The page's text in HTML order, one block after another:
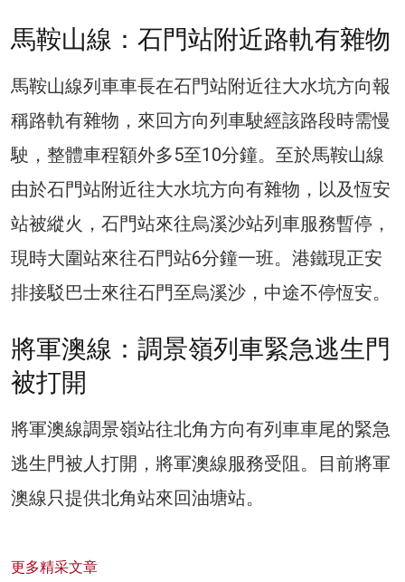
馬鞍山線：石門站附近路軌有雜物
馬鞍山線列車車長在石門站附近往大水坑方向報
稱路軌有雜物，來回方向列車駛經該路段時需慢
駛，整體車程額外多5至10分鐘。至於馬鞍山線
由於石門站附近往大水坑方向有雜物，以及恆安
站被縱火，石門站來往烏溪沙站列車服務暫停，
現時大圍站來往石門站6分鐘一班。港鐵現正安
排接駁巴士來往石門至烏溪沙，中途不停恆安。
將軍澳線：調景嶺列車緊急逃生門
被打開
將軍澳線調景嶺站往北角方向有列車車尾的緊急
逃生門被人打開，將軍澳線服務受阻。目前將軍
澳線只提供北角站來回油塘站。
更多精采文章